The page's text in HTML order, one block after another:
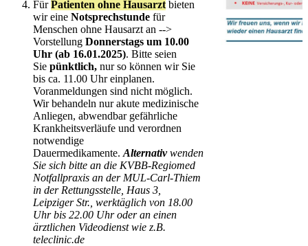
FürPatienten ohne Hausarzt bieten
wir eine Notsprechstunde für
Menschen ohne Hausarzt an -->
Vorstellung Donnerstags um 10.00
Uhr (ab 16.01.2025). Bitte seien
Sie pünktlich, nur so können wir Sie
bis ca. 11.00 Uhr einplanen.
Voranmeldungen sind nicht möglich.
Wir behandeln nur akute medizinische
Anliegen, abwendbar gefährliche
Krankheitsverläufe und verordnen
notwendige
Dauermedikamente. Alternativwenden
Sie sich bitte an die KVBB-Regiomed
Notfallpraxis an der MUL-Carl-Thiem
in der Rettungsstelle, Haus 3,
Leipziger Str., werktäglich von 18.00
Uhr bis 22.00 Uhr oder an einen
ärztlichen Videodienst wie z.B.
teleclinic.de